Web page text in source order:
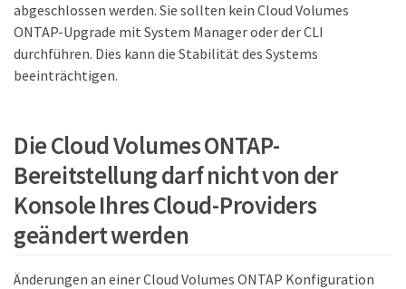
abgeschlossen werden. Sie sollten kein Cloud Volumes
ONTAP-Upgrade mit System Manager oder der CLI
durchführen. Dies kann die Stabilität des Systems
beeinträchtigen.
Die Cloud Volumes ONTAP-
Bereitstellung darf nicht von der
Konsole Ihres Cloud-Providers
geändert werden
Änderungen an einer Cloud Volumes ONTAP Konfiguration